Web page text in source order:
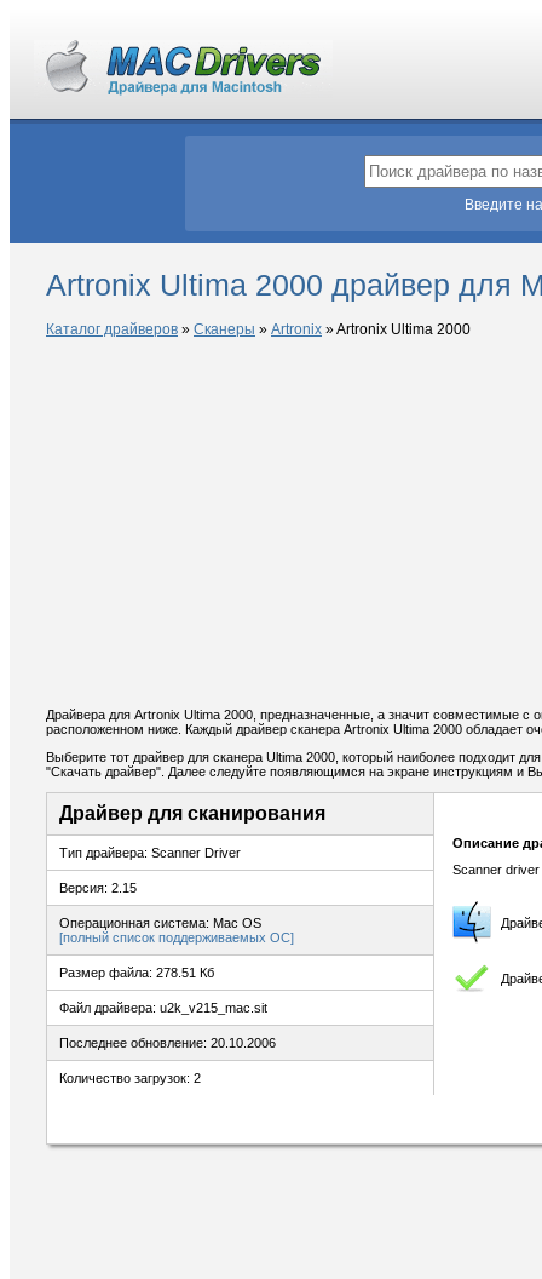
Введите
Artronix Ultima 2000 драйвер для
Каталог драйверов » Сканеры » Artronix »Artronix Ultima 2000
Драйвера для Artronix Ultima 2000, предназначенные, а значит совместимые с
расположенном ниже. Каждый драйвер сканера Artronix Ultima 2000 обладает
Выберите тот драйвер для сканера Ultima 2000, который наиболее подходит
"Скачать драйвер". Далее следуйте появляющимся на экране инструкциям и
Драйвер для сканирования
Тип драйвера: Scanner Driver
Версия: 2.15
Операционная система: Mac OS
[полный список поддерживаемых ОС]
Размер файла: 278.51 Кб
Файл драйвера: u2k_v215_mac.sit
Последнее обновление: 20.10.2006
Количество загрузок: 2
Описание
Scanner